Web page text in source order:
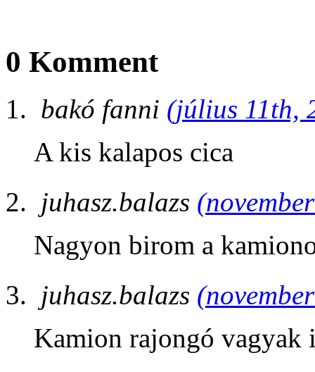
0 Komment
bakó fanni (július 11th,
A kis kalapos cica
juhasz.balazs
Nagyon birom a
juhasz.balazs
Kamion rajongó vagyak